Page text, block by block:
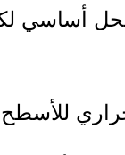
أساسي